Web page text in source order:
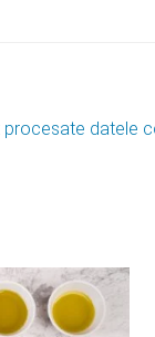
procesate datele